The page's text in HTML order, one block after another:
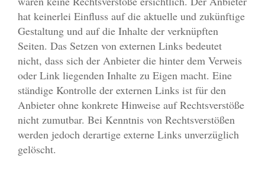
hat keinerlei Einfluss auf die aktuelle und zukünftige
Gestaltung und auf die Inhalte der verknüpften
Seiten. Das Setzen von externen Links bedeutet
nicht, dass sich der Anbieter die hinter dem Verweis
oder Link liegenden Inhalte zu Eigen macht. Eine
ständige Kontrolle der externen Links ist für den
Anbieter ohne konkrete Hinweise auf Rechtsverstöße
nicht zumutbar. Bei Kenntnis von Rechtsverstößen
werden jedoch derartige externe Links unverzüglich
gelöscht.